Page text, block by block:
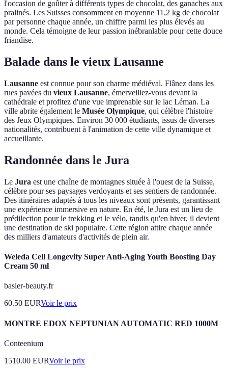
l'occasion de goûter à différents types de chocolat, des ganaches aux
pralinés. Les Suisses consomment en moyenne 11,2 kg de chocolat
par personne chaque année, un chiffre parmi les plus élevés au
monde. Cela témoigne de leur passion inébranlable pour cette douce
friandise.
Balade dans le vieux Lausanne
Lausanne est connue pour son charme médiéval. Flânez dans les
rues pavées du vieux Lausanne, émerveillez-vous devant la
cathédrale et profitez d'une vue imprenable sur le lac Léman. La
ville abrite également le Musée Olympique, qui célèbre l'histoire
des Jeux Olympiques. Environ 30 000 étudiants, issus de diverses
nationalités, contribuent à l'animation de cette ville dynamique et
accueillante.
Randonnée dans le Jura
Le Jura est une chaîne de montagnes située à l'ouest de la Suisse,
célèbre pour ses paysages verdoyants et ses sentiers de randonnée.
Des itinéraires adaptés à tous les niveaux sont présents, garantissant
une expérience immersive en nature. En été, le Jura est un lieu de
prédilection pour le trekking et le vélo, tandis qu'en hiver, il devient
une destination de ski populaire. Cette région attire chaque année
des milliers d'amateurs d'activités de plein air.
Weleda Cell Longevity Super Anti-Aging Youth Boosting Day
Cream 50 ml
basler-beauty.fr
60.50 EURVoir le prix
MONTRE EDOX NEPTUNIAN AUTOMATIC RED 1000M
Conteenium
1510.00 EURVoir le prix